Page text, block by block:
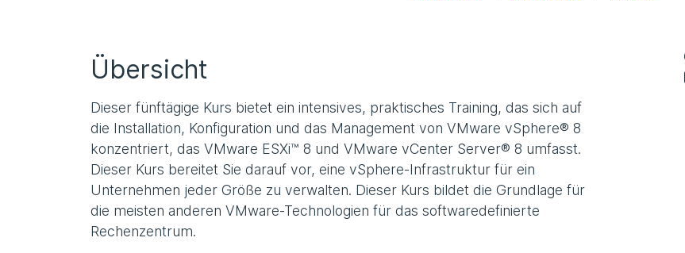
Übersicht
Dieser fünftägige Kurs bietet ein intensives, praktisches Training, das sich auf
die Installation, Konfiguration und das Management von VMware vSphere® 8
konzentriert, das VMware ESXi™ 8 und VMware vCenter Server® 8 umfasst.
Dieser Kurs bereitet Sie darauf vor, eine vSphere-Infrastruktur für ein
Unternehmen jeder Größe zu verwalten. Dieser Kurs bildet die Grundlage für
die meisten anderen VMware-Technologien für das softwaredefinierte
Rechenzentrum.